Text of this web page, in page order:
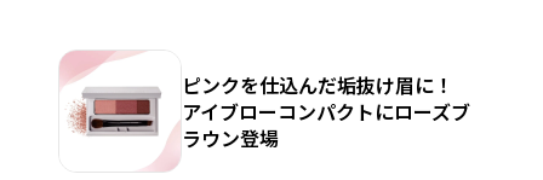
ピンクを仕込んだ垢抜け眉に！
アイブローコンパクトにローズブ
ラウン登場